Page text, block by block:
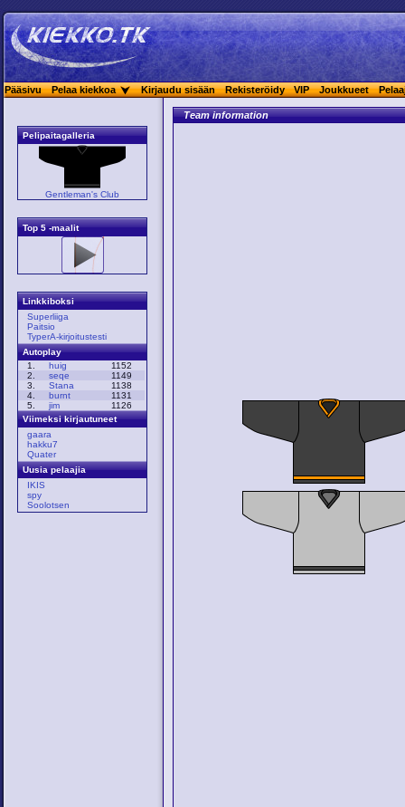
Pääsivu Pelaa kiekkoa Kirjaudu sisään Rekisteröidy VIP Joukkueet
Pelipaitagalleria
Gentleman's Club
Top 5 -maalit
Linkkiboksi
Superliiga
Paitsio
TyperA-kirjoitustesti
Autoplay
1.
huig
1152
2.
seqe
1149
3.
Stana
1138
4.
burnt
1131
5.
jim
1126
Viimeksi kirjautuneet
gaara
hakku7
Quater
Uusia pelaajia
IKIS
spy
Soolotsen
Team information